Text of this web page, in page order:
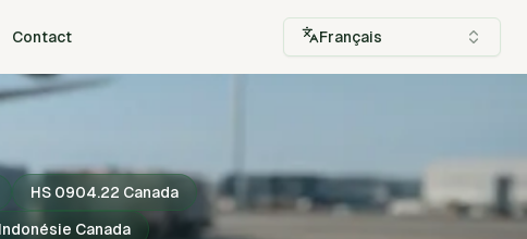
Contact Français
HS 0904.22 Canada
Canada